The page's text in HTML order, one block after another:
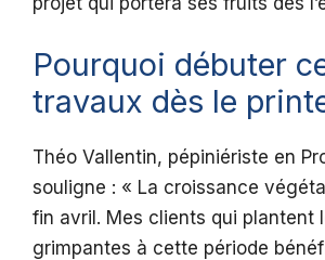
Pourquoi débuter
travaux dès le
Théo Vallentin, pépiniériste en
souligne : « La croissance
fin avril. Mes clients qui plantent
grimpantes à cette période